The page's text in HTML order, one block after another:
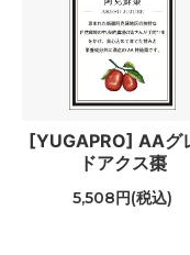
[YUGAPRO] AAグ
ドアクス棗
5,508円(税込)